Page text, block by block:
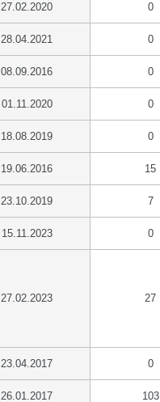
27.02.2020 0
28.04.2021 0
08.09.2016 0
01.11.2020 0
18.08.2019 0
19.06.2016 15
23.10.2019 7
15.11.2023 0
27.02.2023 27
23.04.2017 0
26.01.2017 103